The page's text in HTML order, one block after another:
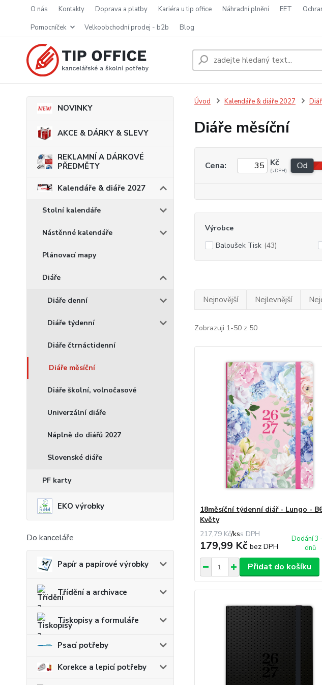
o nás kontakty doprava a platby kariéra u tip office náhradní plnění EET
pomocníček
velkoobchodní prodej - b2b blog
NOVINKY
AKCE & DÁRKY & SLEVY
REKLAMNÍ A DÁRKOVÉ
PŘEDMĚTY
Kalendáře & diáře 2027
Stolní kalendáře
Nástěnné kalendáře
Plánovací mapy
Diáře
Diáře denní
Diáře týdenní
Diáře čtrnáctidenní
Diáře měsíční
Diáře školní, volnočasové
Univerzální diáře
Náplně do diářů 2027
Slovenské diáře
PF karty
EKO výrobky
Do kanceláře
Papír a papírové výrobky
Třídění a archivace
Tiskopisy a formuláře
Psací potřeby
Korekce a lepicí potřeby
Úvod Kalendáře & diáře 2027
Diáře měsíční
Cena: Kč Od
Výrobce
Baloušek Tisk (43)
Nejnovější Nejlevnější
Zobrazuji 1-50 z 50
18měsíční týdenní diář - Lungo -
Květy
217,79 Kč/ks
179,99 Kč bez DPH
Dodání 3
dnů
Přidat do košíku